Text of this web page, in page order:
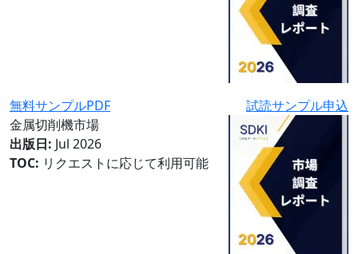
無料サンプルPDF
試読サンプル申込
金属切削機市場
出版日: Jul 2026
TOC: リクエストに応じて利用可能